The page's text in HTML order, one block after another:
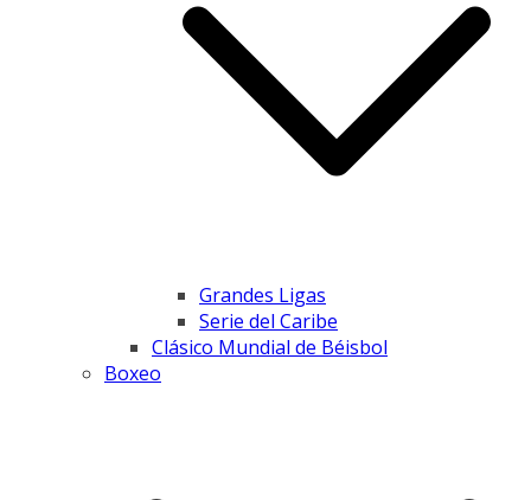
Grandes Ligas
Serie del Caribe
Clásico Mundial de Béisbol
Boxeo